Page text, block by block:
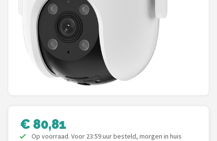
EZVIZ
Hikvision
TP-Link
Smartwares
€ 80,81
Op voorraad. Voor 23:59 uur besteld, morgen in huis